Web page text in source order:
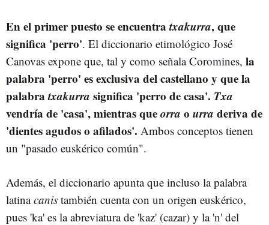
En el primer puesto se encuentratxakurra, que
significa 'perro'. El diccionario etimológico José
Canovas expone que, tal y como señala Coromines, la
palabra 'perro' es exclusiva del castellano y que la
palabratxakurra significa 'perro de casa'. Txa
vendría de 'casa', mientras queorra o urra deriva de
'dientes agudos o afilados'. Ambos conceptos tienen
un "pasado euskérico común".
Además, el diccionario apunta que incluso la palabra
latinacanis también cuenta con un origen euskérico,
pues 'ka' es la abreviatura de 'kaz' (cazar) y la 'n' del